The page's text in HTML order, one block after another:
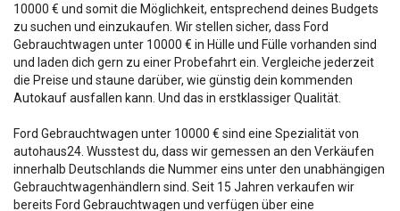
10000 € und somit die Möglichkeit, entsprechend deines Budgets
zu suchen und einzukaufen. Wir stellen sicher, dass Ford
Gebrauchtwagen unter 10000 € in Hülle und Fülle vorhanden sind
und laden dich gern zu einer Probefahrt ein. Vergleiche jederzeit
die Preise und staune darüber, wie günstig dein kommenden
Autokauf ausfallen kann. Und das in erstklassiger Qualität.
Ford Gebrauchtwagen unter 10000 € sind eine Spezialität von
autohaus24. Wusstest du, dass wir gemessen an den Verkäufen
innerhalb Deutschlands die Nummer eins unter den unabhängigen
Gebrauchtwagenhändlern sind. Seit 15 Jahren verkaufen wir
bereits Ford Gebrauchtwagen und verfügen über eine